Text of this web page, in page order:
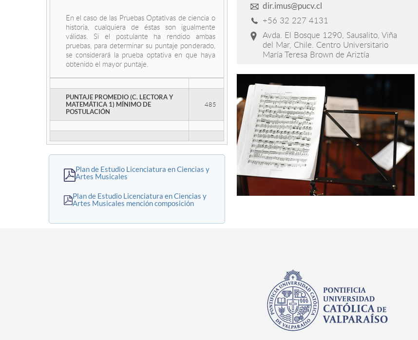
En el caso de las Pruebas Optativas de ciencia o
historia, cualquiera de éstas son igualmente
válidas. Si el postulante ha rendido ambas
pruebas, para determinar su puntaje ponderado,
se considerará la prueba optativa en que haya
obtenido el mayor puntaje.
PUNTAJE PROMEDIO (C. LECTORA Y
MATEMÁTICA 1) MÍNIMO DE
POSTULACIÓN
485
Plan de Estudio Licenciatura en Ciencias y
Artes Musicales
Plan de Estudio Licenciatura en Ciencias y
Artes Musicales mención composición
dir.imus@pucv.cl
+56 32 227 4131
Avda. El Bosque 1290, Sausalito, Viña
del Mar, Chile. Centro Universitario
María Teresa Brown de Ariztía